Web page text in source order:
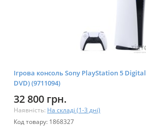
Ігрова консоль Sony PlayStation 5
DVD) (9711094)
32 800 грн.
Наявність: На складі (1-3 дні)
Код товару: 1868327